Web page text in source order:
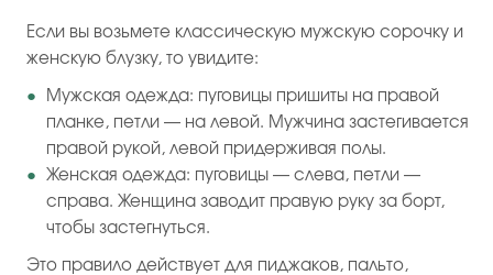
Если вы возьмете классическую мужскую сорочку и
женскую блузку, то увидите:
Мужская одежда: пуговицы пришиты на правой
планке, петли — на левой. Мужчина застегивается
правой рукой, левой придерживая полы.
Женская одежда: пуговицы — слева, петли —
справа. Женщина заводит правую руку за борт,
чтобы застегнуться.
Это правило действует для пиджаков, пальто,